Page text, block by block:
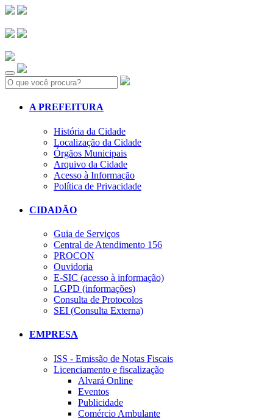
Search:
A PREFEITURA
História da Cidade
Localização da Cidade
Órgãos Municipais
Arquivo da Cidade
Acesso à Informação
Política de Privacidade
CIDADÃO
Guia de Serviços
Central de Atendimento 156
PROCON
Ouvidoria
E-SIC (acesso à informação)
LGPD (informações)
Consulta de Protocolos
SEI (Consulta Externa)
EMPRESA
ISS - Emissão de Notas Fiscais
Licenciamento e fiscalização
Alvará Online
Eventos
Publicidade
Comércio Ambulante